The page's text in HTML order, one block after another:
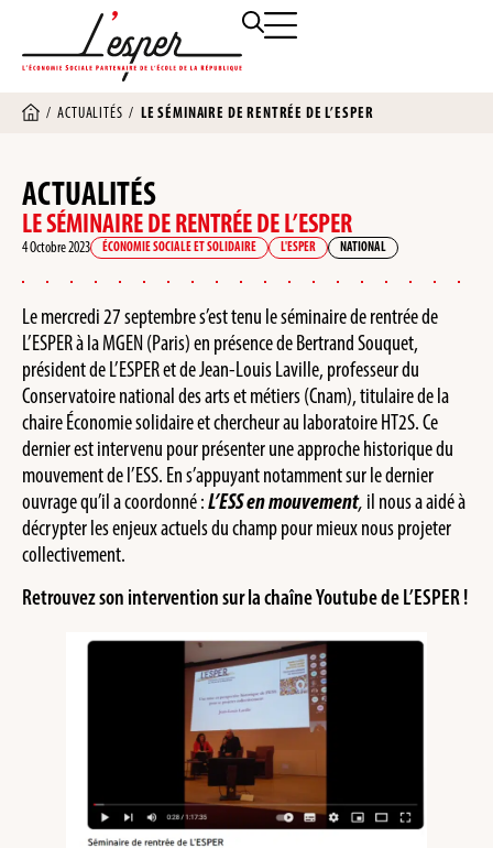
/ACTUALITÉS / LE SÉMINAIRE DE RENTRÉE DE L’ESPER
ACTUALITÉS
LE SÉMINAIRE DE RENTRÉE DE L’ESPER
4 Octobre 2023 ÉCONOMIE SOCIALE ET SOLIDAIRE L'ESPER NATIONAL
Le mercredi 27 septembre s’est tenu le séminaire de rentrée de
L’ESPER à la MGEN (Paris) en présence de Bertrand Souquet,
président de L’ESPER et de Jean-Louis Laville, professeur du
Conservatoire national des arts et métiers (Cnam), titulaire de la
chaire Économie solidaire et chercheur au laboratoire HT2S. Ce
dernier est intervenu pour présenter une approche historique du
mouvement de l’ESS. En s’appuyant notamment sur le dernier
ouvrage qu’il a coordonné :L’ESS en mouvement, il nous a aidé à
décrypter les enjeux actuels du champ pour mieux nous projeter
collectivement.
Retrouvez son intervention sur la chaîne Youtube de L’ESPER !